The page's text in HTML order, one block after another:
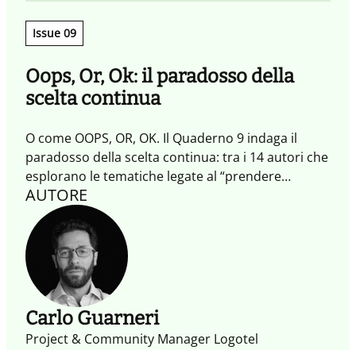
Issue 09
Oops, Or, Ok: il paradosso della
scelta continua
O come OOPS, OR, OK. Il Quaderno 9 indaga il
paradosso della scelta continua: tra i 14 autori che
esplorano le tematiche legate al “prendere
decisioni”, troviamo dall'astronauta, al medico, dal
designer al community manager, tutte persone
che lavorano in contesti in forte trasformazione.
Perché di fronte alla scelta e alle opzioni, l’unica
scelta veramente sbagliata è non scegliere.
AUTORE
Carlo Guarneri
Project & Community Manager Logotel